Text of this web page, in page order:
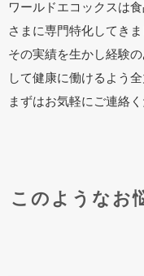
ワールドエコックスは
さまに専門特化してきま
その実績を生かし経験
して健康に働けるよう
まずはお気軽にご連絡く
このようなお